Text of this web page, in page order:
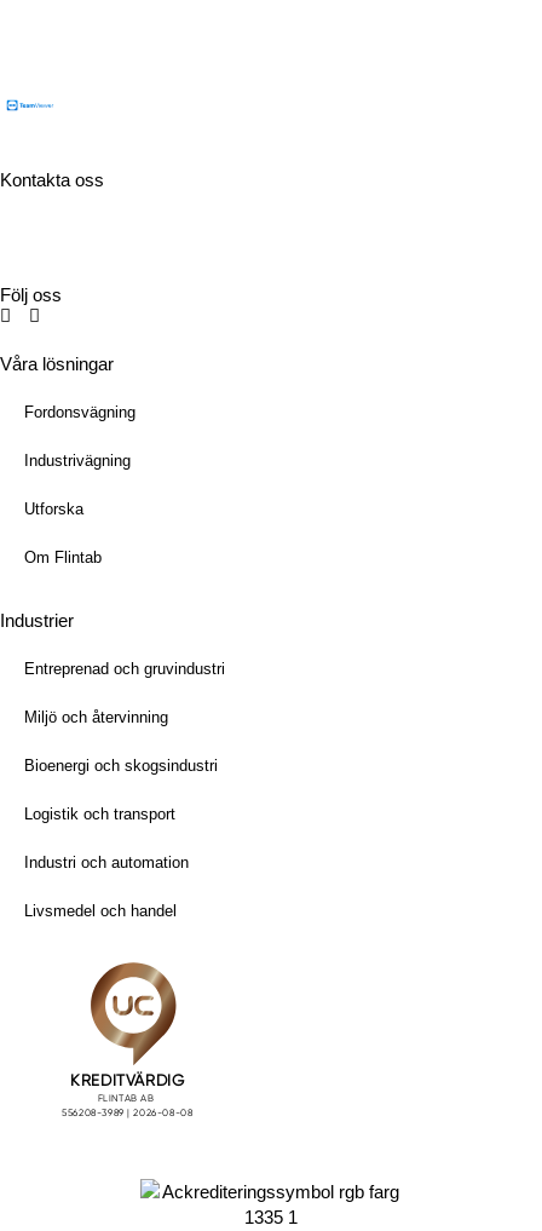
Kontakta oss
Följ oss
Våra lösningar
Fordonsvägning
Industrivägning
Utforska
Om Flintab
Industrier
Entreprenad och gruvindustri
Miljö och återvinning
Bioenergi och skogsindustri
Logistik och transport
Industri och automation
Livsmedel och handel